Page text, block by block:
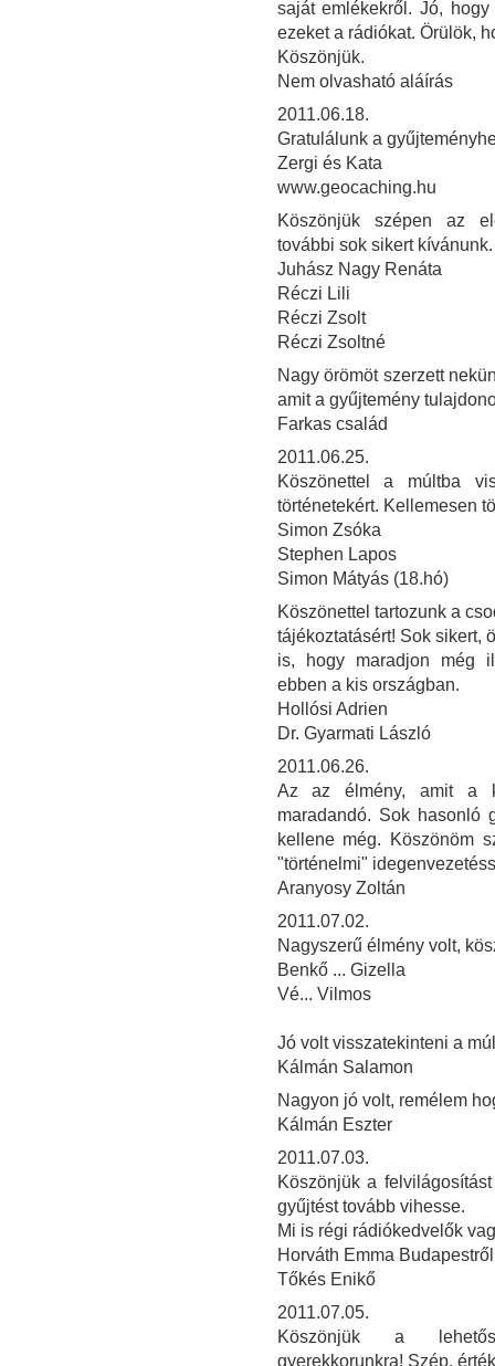
saját emlékekről. Jó,
ezeket a rádiókat. Örülök,
Köszönjük.
Nem olvasható aláírás
2011.06.18.
Gratulálunk a
Zergi és Kata
www.geocaching.hu
Köszönjük szépen az
további sok sikert kívánunk.
Juhász Nagy Renáta
Réczi Lili
Réczi Zsolt
Réczi Zsoltné
Nagy örömöt szerzett
amit a gyűjtemény
Farkas család
2011.06.25.
Köszönettel a múltba
történetekért. Kellemesen
Simon Zsóka
Stephen Lapos
Simon Mátyás (18.hó)
Köszönettel tartozunk a
tájékoztatásért! Sok sikert,
is, hogy maradjon még
ebben a kis országban.
Hollósi Adrien
Dr. Gyarmati László
2011.06.26.
Az az élmény, amit a
maradandó. Sok hasonló
kellene még. Köszönöm
"történelmi"
Aranyosy Zoltán
2011.07.02.
Nagyszerű élmény volt,
Benkő ... Gizella
Vé... Vilmos
Jó volt visszatekinteni a
Kálmán Salamon
Nagyon jó volt, remélem
Kálmán Eszter
2011.07.03.
Köszönjük a
gyűjtést tovább vihesse.
Mi is régi rádiókedvelők
Horváth Emma Budapestről
Tőkés Enikő
2011.07.05.
Köszönjük a
gyerekkorunkra! Szép,